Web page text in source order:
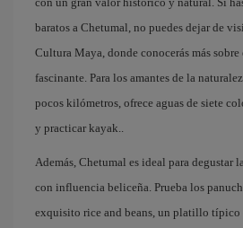
baratos a Chetumal, no puedes dejar de
Cultura Maya, donde conocerás más
fascinante. Para los amantes de la
pocos kilómetros, ofrece aguas de siete
y practicar kayak..
Además, Chetumal es ideal para degustar
con influencia beliceña. Prueba los
exquisito rice and beans, un platillo típico